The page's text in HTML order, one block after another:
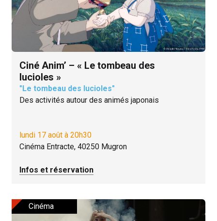
Ciné Anim’ – « Le tombeau des
lucioles »
"Le tombeau des lucioles"
Des activités autour des animés japonais
lundi 17 août à 20h30
Cinéma Entracte, 40250 Mugron
Infos et réservation
Cinéma